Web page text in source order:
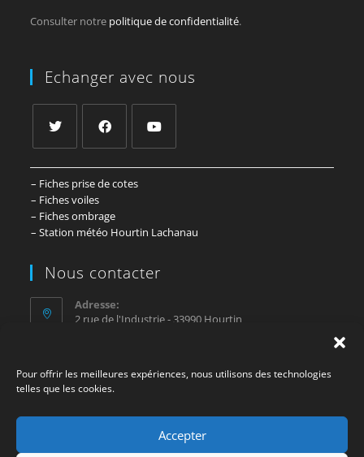
Pour offrir les meilleures expériences, nous utilisons des technologies
telles que les cookies.
Accepter
Consulter notre politique de confidentialité.
Echanger avec nous
– Fiches prise de cotes
– Fiches voiles
– Fiches ombrage
– Station météo Hourtin Lachanau
Nous contacter
Adresse:
2 rue de l'Industrie - 33990 Hourtin
07 81 67 44 76
contact@sosvoile.com